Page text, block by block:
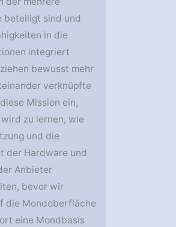
beteiligt sind und
in die
integriert
bewusst mehr
verknüpfte
Mission ein,
zu lernen, wie
und die
der Hardware und
Anbieter
bevor wir
die Mondoberfläche
eine Mondbasis